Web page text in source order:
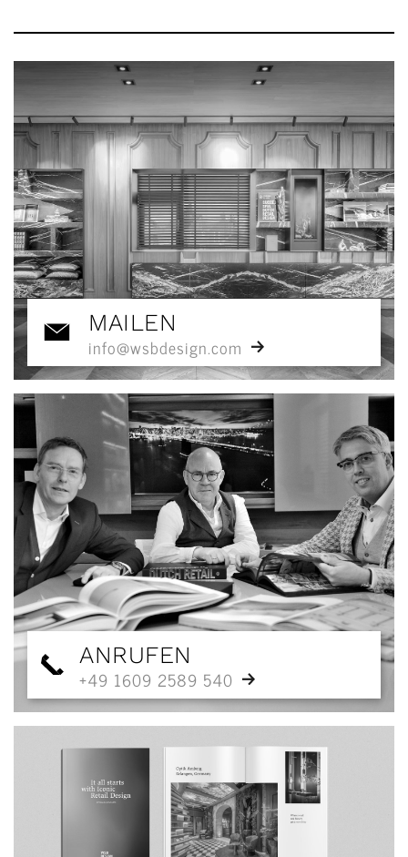
MAILEN
info@wsbdesign.com
ANRUFEN
+49 1609 2589 540